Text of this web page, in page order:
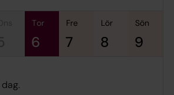
tor
6
fre
7
lör
8
sön
9